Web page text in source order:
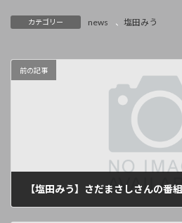
カテゴリー news 、 塩田みう
前の記事
【塩田みう】さだまさしさんの番